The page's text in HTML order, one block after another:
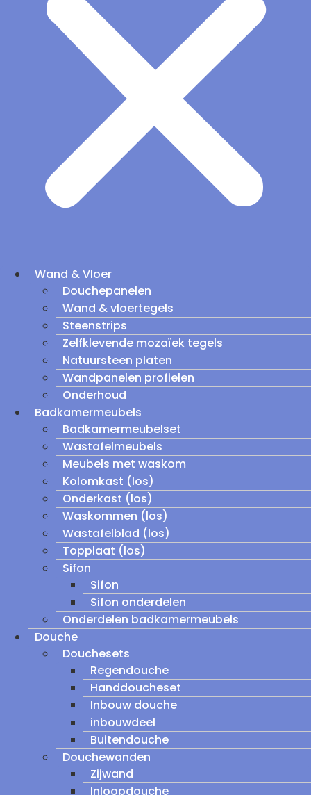
Wand & Vloer
Douchepanelen
Wand & vloertegels
Steenstrips
Zelfklevende mozaïek tegels
Natuursteen platen
Wandpanelen profielen
Onderhoud
Badkamermeubels
Badkamermeubelset
Wastafelmeubels
Meubels met waskom
Kolomkast (los)
Onderkast (los)
Waskommen (los)
Wastafelblad (los)
Topplaat (los)
Sifon
Sifon
Sifon onderdelen
Onderdelen badkamermeubels
Douche
Douchesets
Regendouche
Handdoucheset
Inbouw douche
inbouwdeel
Buitendouche
Douchewanden
Zijwand
Inloopdouche